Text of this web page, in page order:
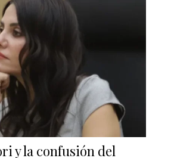
y la confusión del